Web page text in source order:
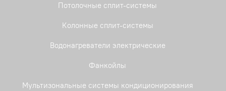
Потолочные сплит-системы
Колонные сплит-системы
Водонагреватели электрические
Фанкойлы
Мультизональные системы кондиционирования